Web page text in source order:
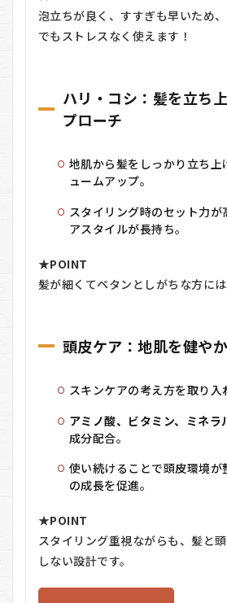
ルプD
NEXT+の
5.1
メリ
5.2
デメ
ト
スカ
NEXT+を
おすすめ
する人し
おす
人
6.2
おす
しな
い人
ルプD
NEXT+に
関するQ
＆A
泡立ちが良く、すすぎも早いため
でもストレスなく使えます！
ハリ・コシ：髪を立ち
プローチ
地肌から髪をしっかり立ち上
ュームアップ。
スタイリング時のセット力
アスタイルが長持ち。
★POINT
髪が細くてペタンとしがちな方に
頭皮ケア：地肌を健や
スキンケアの考え方を取り入
アミノ酸、ビタミン、ミネラ
成分配合。
使い続けることで頭皮環境
の成長を促進。
★POINT
スタイリング重視ながらも、髪と
しない設計です。